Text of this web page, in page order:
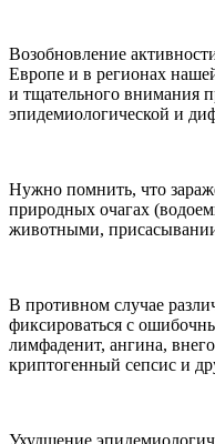
Возобновление
Европе и в регионах
и тщательного внимания
эпидемиологической и
Нужно помнить, что
природных очагах
животными,
В противном случае
фиксироваться с
лимфаденит, ангина,
криптогенный сепсис и
Ухудшение